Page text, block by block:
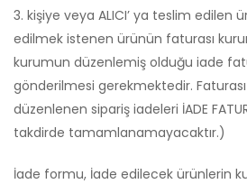
3. kişiye veya ALICI’ ya teslim edilen
edilmek istenen ürünün faturası
kurumun düzenlemiş olduğu iade
gönderilmesi gerekmektedir.
düzenlenen sipariş iadeleri İADE
takdirde tamamlanamayacaktır.)
İade formu, İade edilecek ürünlerin